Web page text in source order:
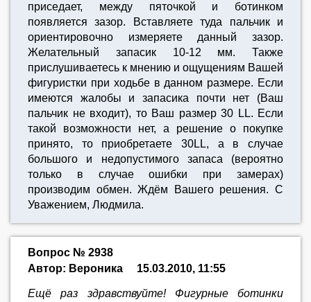
приседает, между пяточкой и ботинком
появляется зазор. Вставляете туда пальчик и
ориентировочно измеряете данный зазор.
Желательный запасик 10-12 мм. Также
прислушиваетесь к мнению и ощущениям Вашей
фигуристки при ходьбе в данном размере. Если
имеются жалобы и запасика почти нет (Ваш
пальчик не входит), то Ваш размер 30 LL. Если
такой возможности нет, а решение о покупке
принято, то приобретаете 30LL, а в случае
большого и недопустимого запаса (вероятно
только в случае ошибки при замерах)
производим обмен. Ждём Вашего решения. С
Уважением, Людмила.
Вопрос № 2938
Автор: Вероника
15.03.2010, 11:55
Ещё раз здравствуйте! Фигурные ботинки